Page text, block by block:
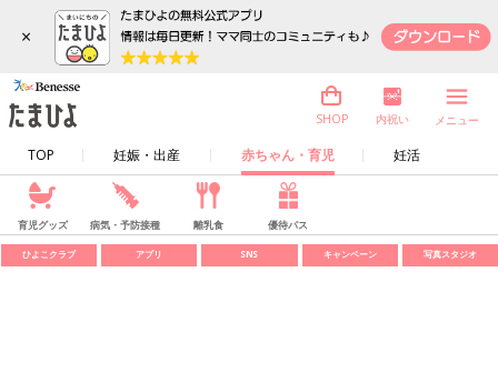
×
TOP 妊娠・出産 赤ちゃん・育児 妊活
SHOP 内祝い メニュー
育児グッズ 病気・予防接種 離乳食 優待パス
ひよこクラブ アプリ SNS キャンペーン 写真スタジオ